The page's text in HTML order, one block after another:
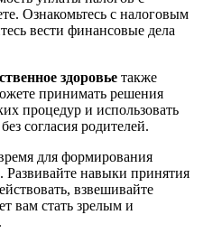
Ознакомьтесь с налоговым
вести финансовые дела
здоровье также
принимать решения
процедур и использовать
согласия родителей.
для формирования
Развивайте навыки принятия
взвешивайте
вам стать зрелым и